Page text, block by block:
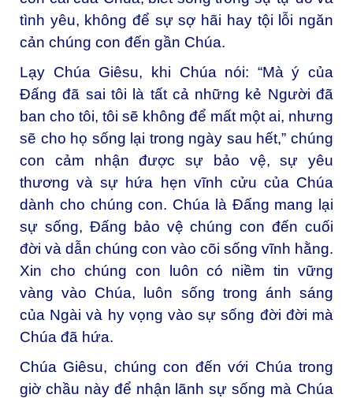
tình yêu, không để sự sợ hãi hay tội lỗi ngăn
cản chúng con đến gần Chúa.
Lạy Chúa Giêsu, khi Chúa nói: “Mà ý của
Đấng đã sai tôi là tất cả những kẻ Người đã
ban cho tôi, tôi sẽ không để mất một ai, nhưng
sẽ cho họ sống lại trong ngày sau hết,” chúng
con cảm nhận được sự bảo vệ, sự yêu
thương và sự hứa hẹn vĩnh cửu của Chúa
dành cho chúng con. Chúa là Đấng mang lại
sự sống, Đấng bảo vệ chúng con đến cuối
đời và dẫn chúng con vào cõi sống vĩnh hằng.
Xin cho chúng con luôn có niềm tin vững
vàng vào Chúa, luôn sống trong ánh sáng
của Ngài và hy vọng vào sự sống đời đời mà
Chúa đã hứa.
Chúa Giêsu, chúng con đến với Chúa trong
giờ chầu này để nhận lãnh sự sống mà Chúa